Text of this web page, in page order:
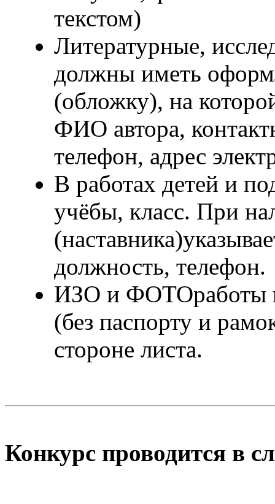
текстом)
Литературные,
должны иметь
(обложку), на
ФИО автора,
телефон, адрес
В работах детей и
учёбы, класс. При
должность, телефон.
ИЗО и ФОТОработы
(без паспорту и
стороне листа.
Конкурс проводится в